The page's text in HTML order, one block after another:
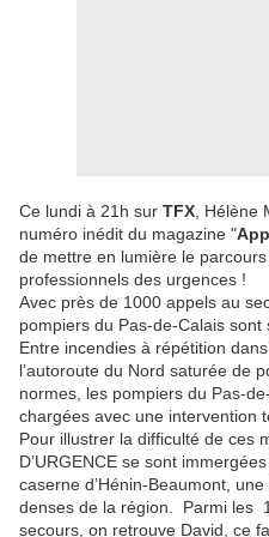
Ce lundi à 21h sur TFX ,
numéro inédit du magazine "
de mettre en lumière le
professionnels des urgences !
Avec près de 1000 appels au
pompiers du Pas-de-Calais sont
Entre incendies à répétition
l’autoroute du Nord saturée de
normes, les pompiers du Pas-
chargées avec une intervention
Pour illustrer la difficulté de ces
D’URGENCE se sont
caserne d’Hénin-Beaumont,
denses de la région. Parmi les
secours, on retrouve David, ce